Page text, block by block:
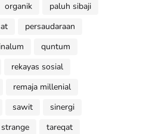
organik
paluh sibaji
persaudaraan
quntum
rekayas sosial
remaja millenial
sawit
sinergi
strange
tareqat